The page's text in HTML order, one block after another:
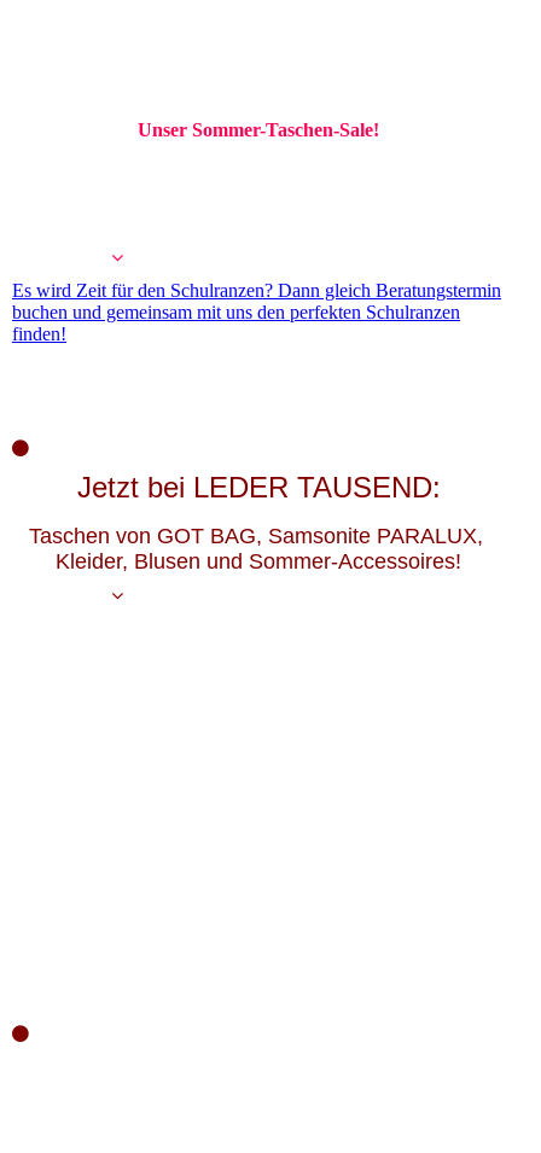
Unser Sommer-Taschen-Sale!
Es wird Zeit für den Schulranzen? Dann gleich Beratungstermin
buchen und gemeinsam mit uns den perfekten Schulranzen
finden!
Jetzt bei LEDER TAUSEND:
Taschen von GOT BAG, Samsonite PARALUX,
Kleider, Blusen und Sommer-Accessoires!